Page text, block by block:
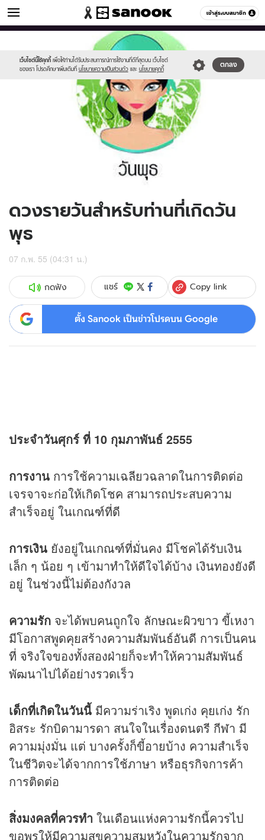
เข้าสู่ระบบสมาชิก
ดูดวง หมวดอื่นๆ
เว็บไซต์นี้ใช้คุกกี้ เพื่อให้ท่านได้รับประสบการณ์การใช้งานที่ดีที่สุดบน เว็บไซต์
ของเรา โปรดศึกษาเพิ่มเติมที่ นโยบายความเป็นส่วนตัว และ นโยบายคุกกี้
ตกลง
//s.isanook.com/sr/0/images/logo-
sanook.png
//s.isanook.com/ho/0/ud/4/24873/170-
ดวงรายวันสำหรับท่านที่เกิดวัน
พุธ
07 ก.พ. 55 (04:31 น.)
กดฟัง แชร์ Copy link
ตั้ง Sanook เป็นข่าวโปรดบน Google
ประจำวันศุกร์ ที่ 10 กุมภาพันธ์ 2555
การงาน การใช้ความเฉลียวฉลาดในการติดต่อ
เจรจาจะก่อให้เกิดโชค สามารถประสบความ
สำเร็จอยู่ ในเกณฑ์ที่ดี
การเงิน ยังอยู่ในเกณฑ์ที่มั่นคง มีโชคได้รับเงิน
เล็ก ๆ น้อย ๆ เข้ามาทำให้ดีใจได้บ้าง เงินทองยังดี
อยู่ ในช่วงนี้ไม่ต้องกังวล
ความรัก จะได้พบคนถูกใจ ลักษณะผิวขาว ขี้เหงา
มีโอกาสพูดคุยสร้างความสัมพันธ์อันดี การเป็นคน
ที่ จริงใจของทั้งสองฝ่ายก็จะทำให้ความสัมพันธ์
พัฒนาไปได้อย่างรวดเร็ว
เด็กที่เกิดในวันนี้ มีความร่าเริง พูดเก่ง คุยเก่ง รัก
อิสระ รักบิดามารดา สนใจในเรื่องดนตรี กีฬา มี
ความมุ่งมั่น แต่ บางครั้งก็ขี้อายบ้าง ความสำเร็จ
ในชีวิตจะได้จากการใช้ภาษา หรือธุรกิจการค้า
การติดต่อ
สิ่งมงคลที่ควรทำ ในเดือนแห่งความรักนี้ควรไป
ขอพรให้มีความสุขความสมหวังในความรักจาก